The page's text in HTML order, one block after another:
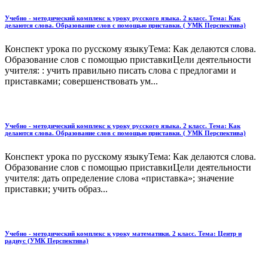
Учебно - методический комплекс к уроку русского языка. 2 класс. Тема: Как
делаются слова. Образование слов с помощью приставки. ( УМК Перспектива)
Конспект урока по русскому языкуТема: Как делаются слова.
Образование слов с помощью приставкиЦели деятельности
учителя: : учить правильно пи­сать слова с предлогами и
приставками; совершенствовать ум...
Учебно - методический комплекс к уроку русского языка. 2 класс. Тема: Как
делаются слова. Образование слов с помощью приставки. ( УМК Перспектива)
Конспект урока по русскому языкуТема: Как делаются слова.
Образование слов с помощью приставкиЦели деятельности
учителя: дать определение слова «приставка»; значение
приставки; учить образ...
Учебно - методический комплекс к уроку математики. 2 класс. Тема: Центр и
радиус (УМК Перспектива)